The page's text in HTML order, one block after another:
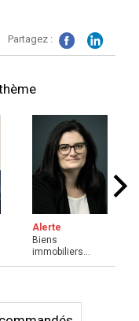
Partagez :
Alerte
Biens
immobiliers
appartenant à